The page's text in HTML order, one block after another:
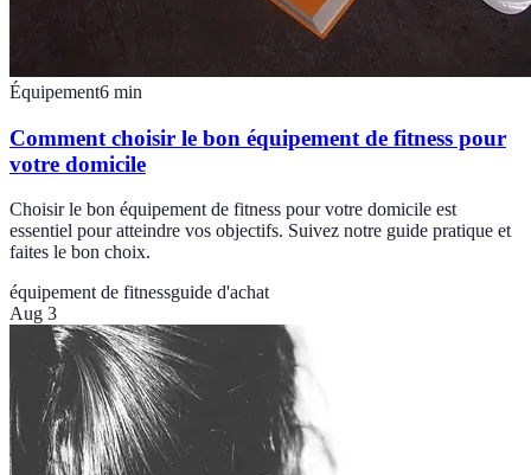
Équipement6 min
Comment choisir le bon équipement de fitness pour
votre domicile
Choisir le bon équipement de fitness pour votre domicile est
essentiel pour atteindre vos objectifs. Suivez notre guide pratique et
faites le bon choix.
équipement de fitnessguide d'achat
Aug 3